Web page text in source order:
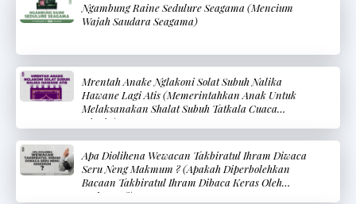
Ngambung Raine Sedulure Seagama (Mencium
Wajah Saudara Seagama)
Mrentah Anake Nglakoni Solat Subuh Nalika
Hawane Lagi Atis (Memerintahkan Anak Untuk
Melaksanakan Shalat Subuh Tatkala Cuaca
Dingin)
Apa Diolihena Wewacan Takbiratul Ihram Diwaca
Seru Neng Makmum ? (Apakah Diperbolehkan
Bacaan Takbiratul Ihram Dibaca Keras Oleh
Makmum?)